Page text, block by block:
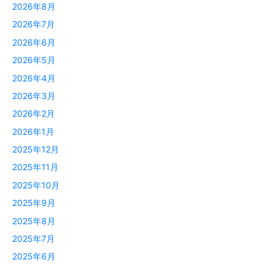
2026年8月
2026年7月
2026年6月
2026年5月
2026年4月
2026年3月
2026年2月
2026年1月
2025年12月
2025年11月
2025年10月
2025年9月
2025年8月
2025年7月
2025年6月